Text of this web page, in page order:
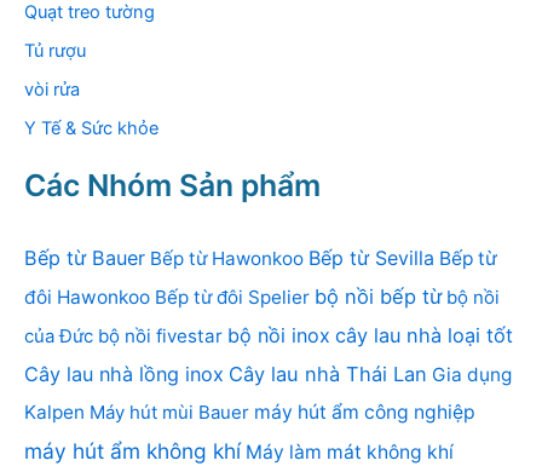
Quạt treo tường
Tủ rượu
vòi rửa
Y Tế & Sức khỏe
Các Nhóm Sản phẩm
Bếp từ Bauer Bếp từ Hawonkoo Bếp từ Sevilla Bếp từ
đôi Hawonkoo Bếp từ đôi Spelier bộ nồi bếp từ bộ nồi
của Đức bộ nồi fivestar bộ nồi inox cây lau nhà loại tốt
Cây lau nhà lồng inox Cây lau nhà Thái Lan Gia dụng
Kalpen Máy hút mùi Bauer máy hút ẩm công nghiệp
máy hút ẩm không khí Máy làm mát không khí